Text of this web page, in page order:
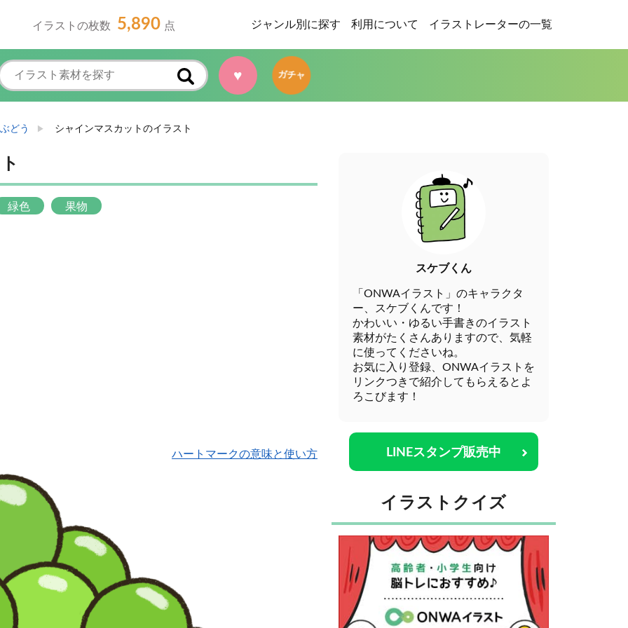
イラストの枚数 5,890 点 ジャンル別に探す 利用について イラストレーターの一覧
♥ ガチャ
ぶどう シャインマスカットのイラスト
緑色 果物
ハートマークの意味と使い方
スケブくん
「ONWAイラスト」のキャラクタ
ー、スケブくんです！
かわいい・ゆるい手書きのイラスト
素材がたくさんありますので、気軽
に使ってくださいね。
お気に入り登録、ONWAイラストを
リンクつきで紹介してもらえるとよ
ろこびます！
LINEスタンプ販売中
イラストクイズ